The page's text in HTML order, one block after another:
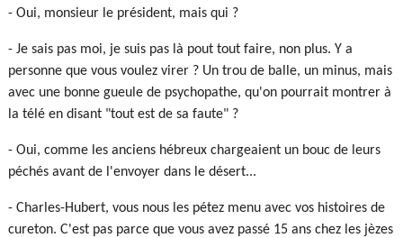
- Oui, monsieur le président, mais qui ?
- Je sais pas moi, je suis pas là pout tout faire, non plus. Y a
personne que vous voulez virer ? Un trou de balle, un minus, mais
avec une bonne gueule de psychopathe, qu'on pourrait montrer à
la télé en disant "tout est de sa faute" ?
- Oui, comme les anciens hébreux chargeaient un bouc de leurs
péchés avant de l'envoyer dans le désert...
- Charles-Hubert, vous nous les pétez menu avec vos histoires de
cureton. C'est pas parce que vous avez passé 15 ans chez les jèzes